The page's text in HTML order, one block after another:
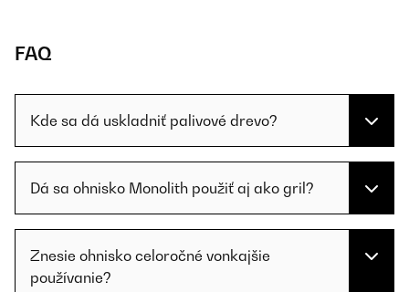
FAQ
Kde sa dá uskladniť palivové drevo?
Dá sa ohnisko Monolith použiť aj ako gril?
Znesie ohnisko celoročné vonkajšie
používanie?